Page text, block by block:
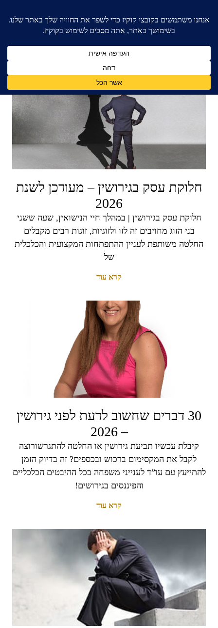
חלוקת עסק בגירושין – מעודכן לשנת
2026
חלוקת עסק בגירושין | במהלך חיי הנישואין, שעה ששני
בני הזוג מחויבים זה לזו ולזוגיות, זוגות רבים מקבלים
החלטה משותפת לעניין ההתפתחות המקצועית והכלכלית
של
קרא עוד
30 דברים שחשוב לדעת לפני גירושין
– 2026
קיבלת עכשיו תביעת גירושין או החלטה להתגרשורוצה
לקבל את המקסימום ברכוש ובכספים? זה בדיוק הזמן
להתייעץ עם עו”ד לענייני משפחה בכל ההיבטים הכלכליים
והפיננסים בגירושים!
קרא עוד